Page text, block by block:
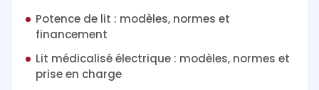
Potence de lit : modèles, normes et
financement
Lit médicalisé électrique : modèles, normes et
prise en charge